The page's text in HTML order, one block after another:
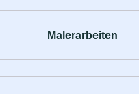
Malerarbeiten